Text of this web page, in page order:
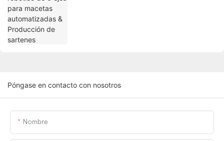
Póngase en contacto con nosotros
Nombre